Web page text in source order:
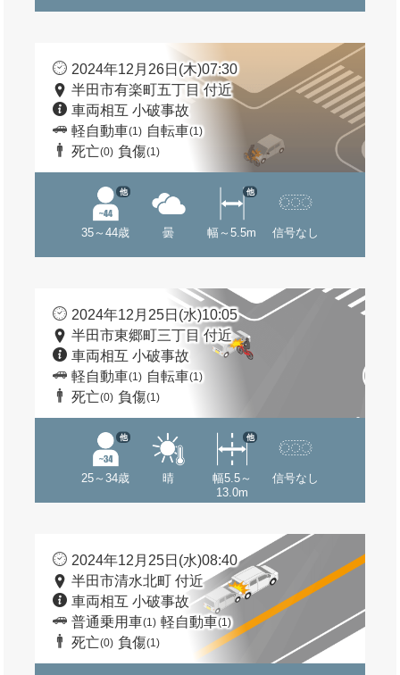
2024年12月26日(木)07:30
半田市有楽町五丁目 付近
車両相互 小破事故
軽自動車(1) 自転車(1)
死亡(0) 負傷(1)
35～44歳
他
曇 幅～5.5m
他
信号なし
2024年12月25日(水)10:05
半田市東郷町三丁目 付近
車両相互 小破事故
軽自動車(1) 自転車(1)
死亡(0) 負傷(1)
25～34歳
他
晴
幅5.5～
13.0m
他
信号なし
2024年12月25日(水)08:40
半田市清水北町 付近
車両相互 小破事故
普通乗用車(1) 軽自動車(1)
死亡(0) 負傷(1)